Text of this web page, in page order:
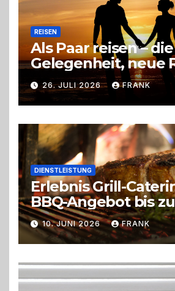
REISEN
Als Paar reisen – die
Gelegenheit, neue
zu entdecken
26. JULI 2026 FRANK
DIENSTLEISTUNG
Erlebnis Grill-
BBQ-Angebot bis
perfekten
Trend zu Outdoor-
Live-Cooking
10. JUNI 2026 FRANK